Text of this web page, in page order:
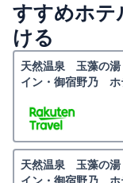
すすめホテ
ける
天然温泉 玉藻の湯
イン・御宿野乃 ホ
天然温泉 玉藻の湯